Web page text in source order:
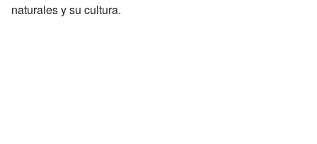
naturales y su cultura.